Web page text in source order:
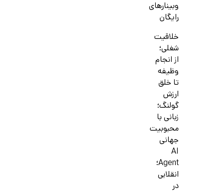
وبینارهای
رایگان
خلاقیت
شغلی؛
از انجام
وظیفه
تا خلق
ارزش
گولنگ؛
زبانی با
محبوبیت
جهانی
AI
Agent؛
انقلابی
در